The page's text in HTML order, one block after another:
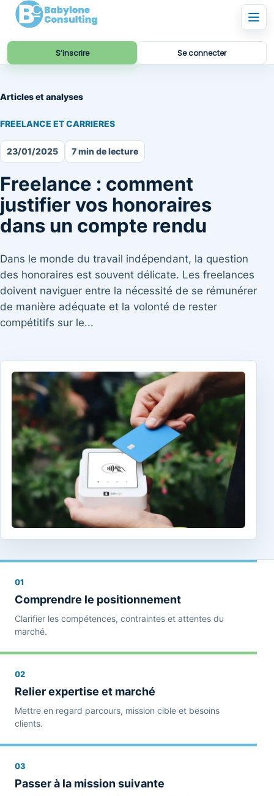
S’inscrire Se connecter
Articles et analyses
FREELANCE ET CARRIERES
23/01/2025 7 min de lecture
Freelance : comment
justifier vos honoraires
dans un compte rendu
Dans le monde du travail indépendant, la question
des honoraires est souvent délicate. Les freelances
doivent naviguer entre la nécessité de se rémunérer
de manière adéquate et la volonté de rester
compétitifs sur le...
01
Comprendre le positionnement
Clarifier les compétences, contraintes et attentes du
marché.
02
Relier expertise et marché
Mettre en regard parcours, mission cible et besoins
clients.
03
Passer à la mission suivante